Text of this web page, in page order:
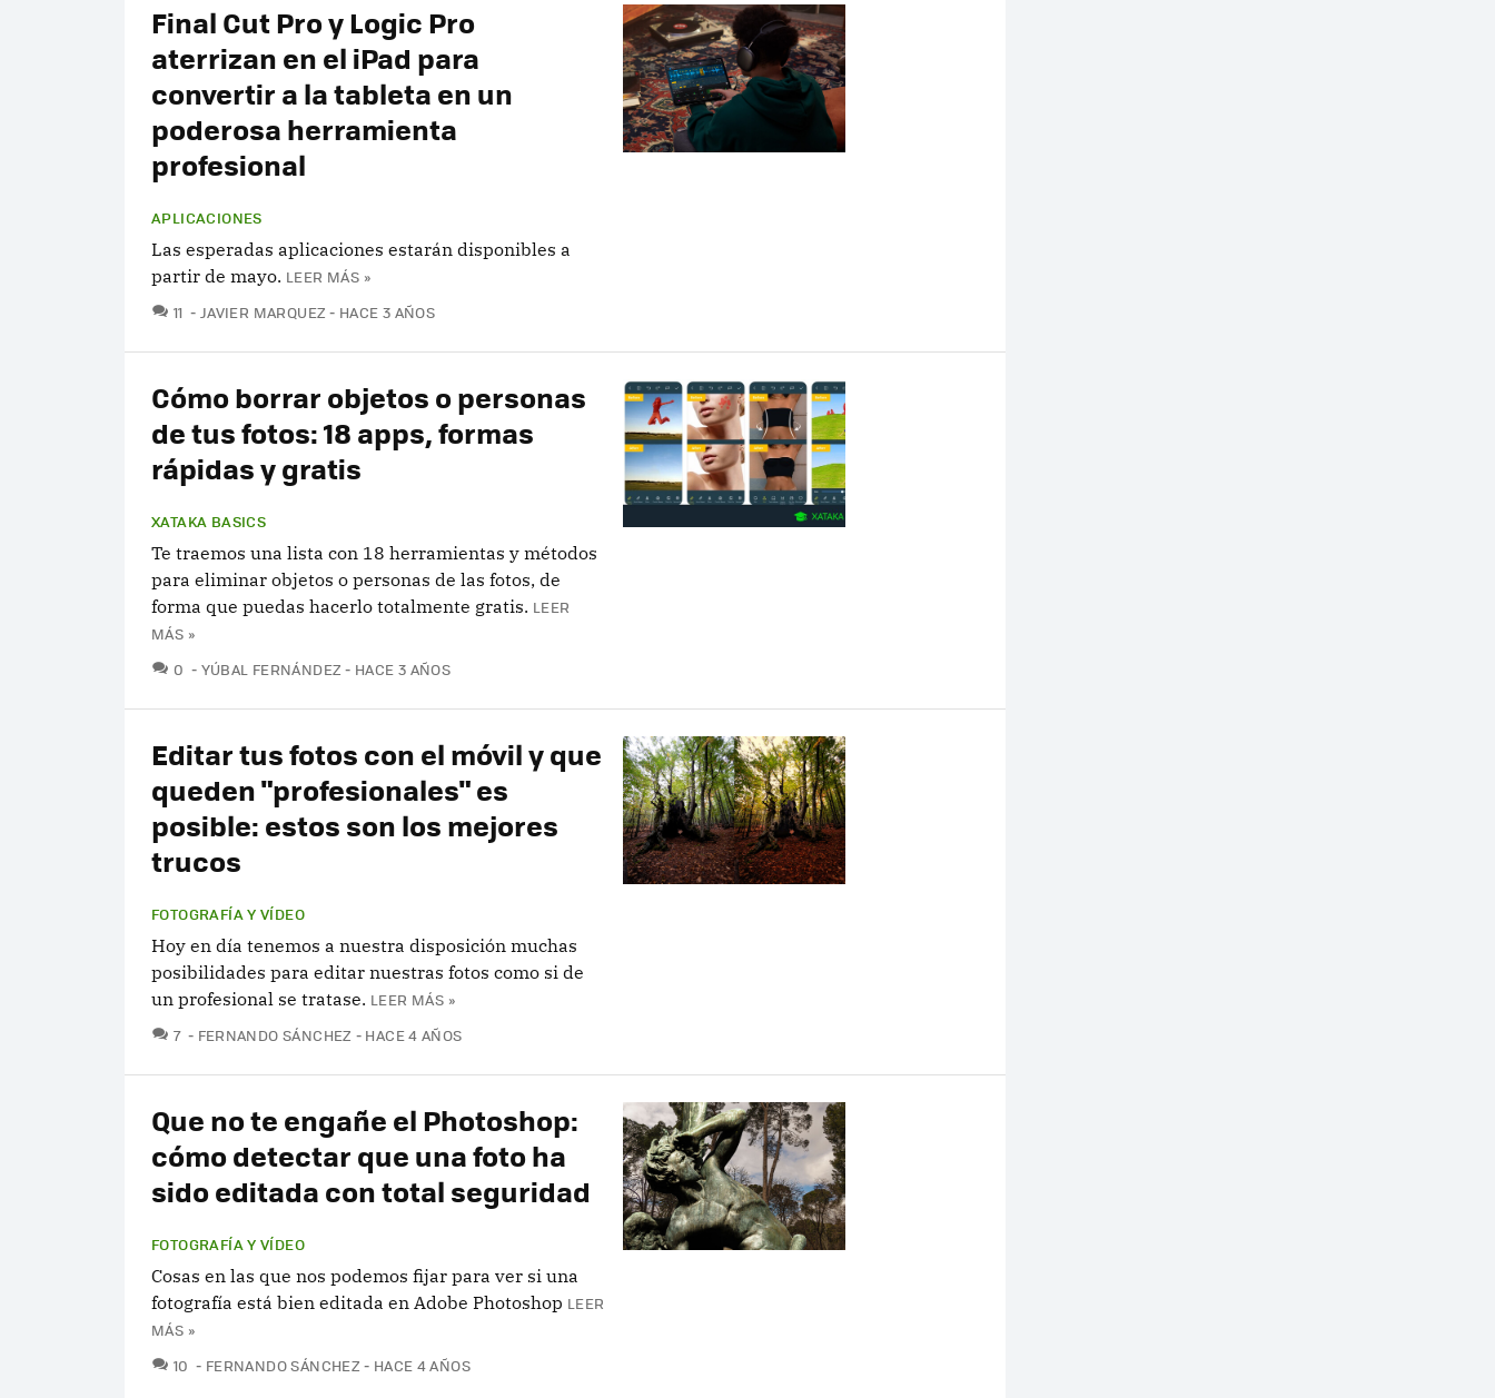
Final Cut Pro y Logic Pro
aterrizan en el iPad para
convertir a la tableta en un
poderosa herramienta
profesional
APLICACIONES
Las esperadas aplicaciones estarán disponibles a
partir de mayo. LEER MÁS »
11 COMENTARIOS
JAVIER MARQUEZ HACE 3 AÑOS
Cómo borrar objetos o personas
de tus fotos: 18 apps, formas
rápidas y gratis
XATAKA BASICS
Te traemos una lista con 18 herramientas y métodos
para eliminar objetos o personas de las fotos, de
forma que puedas hacerlo totalmente gratis. LEER
MÁS »
0 COMENTARIOS
YÚBAL FERNÁNDEZ HACE 3 AÑOS
Editar tus fotos con el móvil y que
queden "profesionales" es
posible: estos son los mejores
trucos
FOTOGRAFÍA Y VÍDEO
Hoy en día tenemos a nuestra disposición muchas
posibilidades para editar nuestras fotos como si de
un profesional se tratase. LEER MÁS »
7 COMENTARIOS
FERNANDO SÁNCHEZ HACE 4 AÑOS
Que no te engañe el Photoshop:
cómo detectar que una foto ha
sido editada con total seguridad
FOTOGRAFÍA Y VÍDEO
Cosas en las que nos podemos fijar para ver si una
fotografía está bien editada en Adobe Photoshop LEER
MÁS »
10 COMENTARIOS
FERNANDO SÁNCHEZ HACE 4 AÑOS